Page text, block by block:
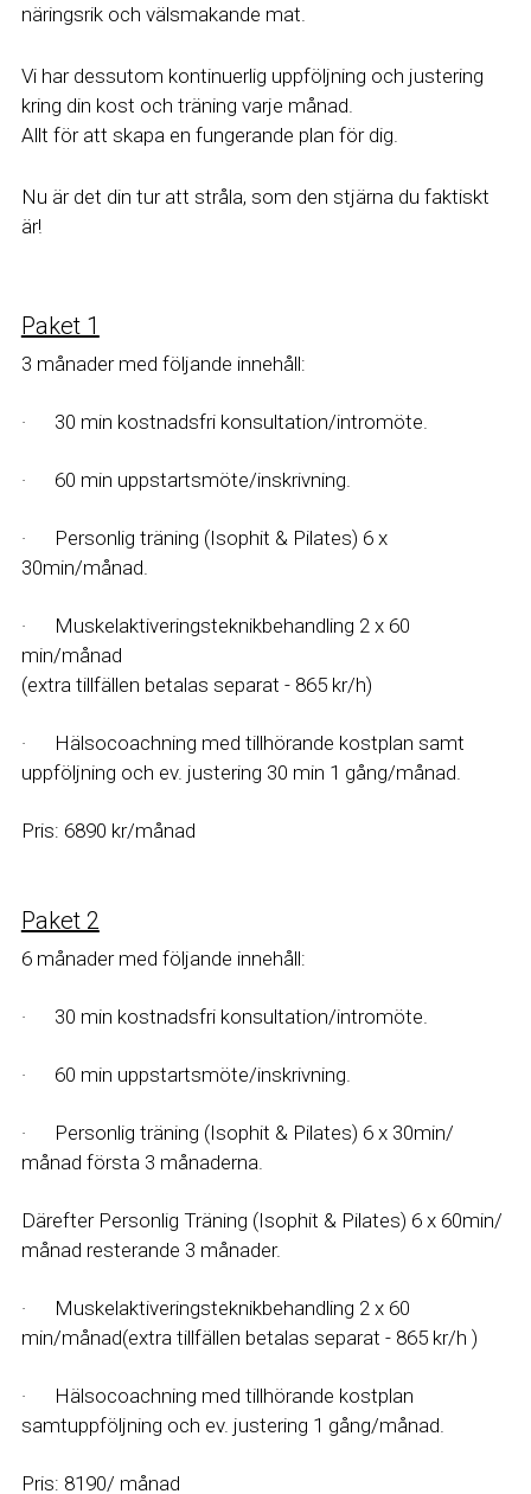
näringsrik och välsmakande mat.
Vi har dessutom kontinuerlig uppföljning och justering
kring din kost och träning varje månad.
Allt för att skapa en fungerande plan för dig.
Nu är det din tur att stråla, som den stjärna du faktiskt
är!
Paket 1
3 månader med följande innehåll:
·      30 min kostnadsfri konsultation/intromöte.
·      60 min uppstartsmöte/inskrivning.
·      Personlig träning (Isophit & Pilates) 6 x
30min/månad.
·      Muskelaktiveringsteknikbehandling 2 x 60
min/månad
(extra tillfällen betalas separat - 865 kr/h)
·      Hälsocoachning med tillhörande kostplan samt
uppföljning och ev. justering 30 min 1 gång/månad.
Pris: 6890 kr/månad
Paket 2
6 månader med följande innehåll:
·      30 min kostnadsfri konsultation/intromöte.
·      60 min uppstartsmöte/inskrivning.
·      Personlig träning (Isophit & Pilates) 6 x 30min/
månad första 3 månaderna.
Därefter Personlig Träning (Isophit & Pilates) 6 x 60min/
månad resterande 3 månader.
·      Muskelaktiveringsteknikbehandling 2 x 60
min/månad(extra tillfällen betalas separat - 865 kr/h )
·      Hälsocoachning med tillhörande kostplan
samtuppföljning och ev. justering 1 gång/månad.
Pris: 8190/ månad